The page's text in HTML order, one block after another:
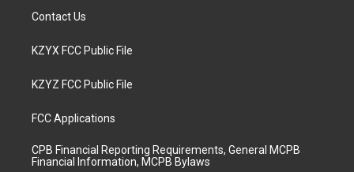
Contact Us
KZYX FCC Public File
KZYZ FCC Public File
FCC Applications
CPB Financial Reporting Requirements, General MCPB
Financial Information, MCPB Bylaws